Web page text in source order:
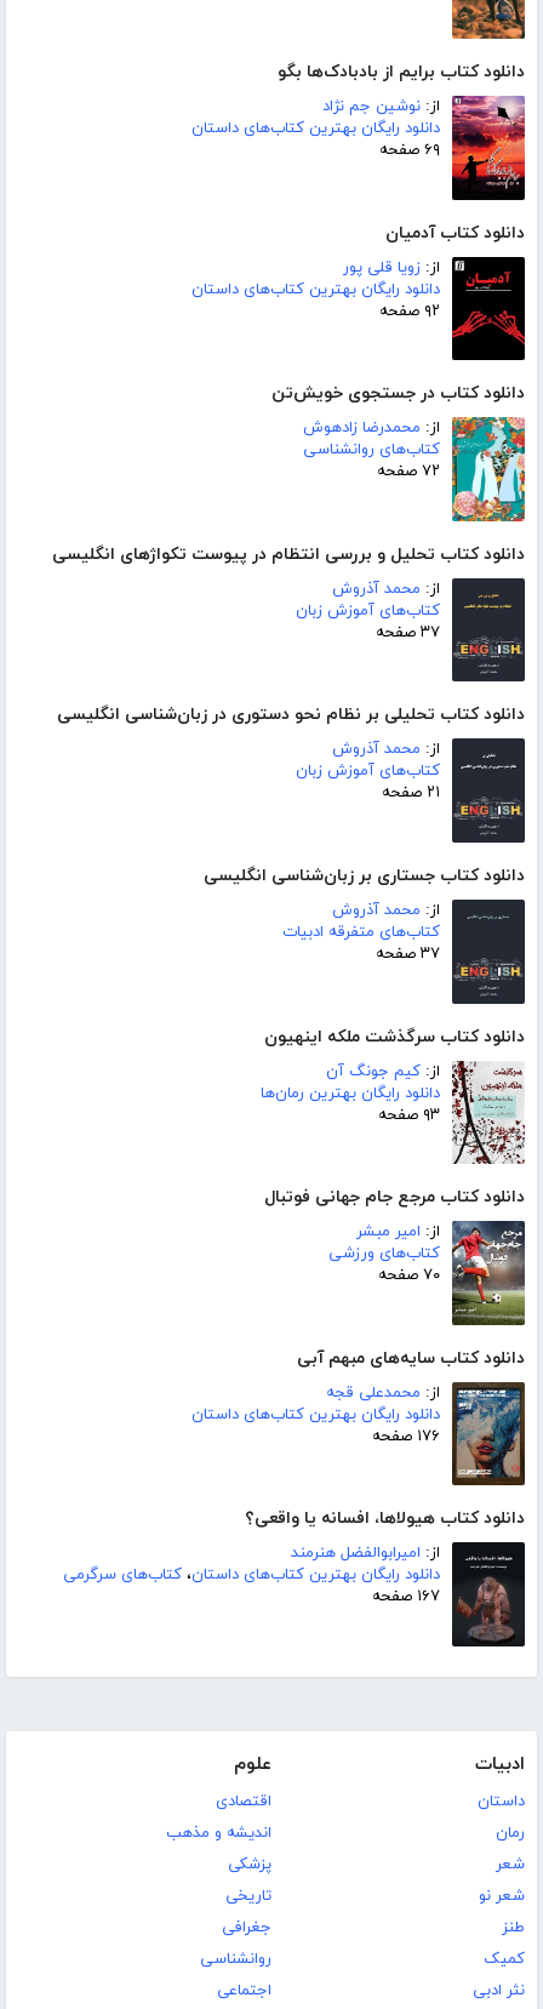
دانلود کتاب برایم از بادبادک‌ها بگو
از: نوشین جم نژاد
دانلود رایگان بهترین کتاب‌های داستان
۶۹ صفحه
دانلود کتاب آدمیان
از: زویا قلی پور
دانلود رایگان بهترین کتاب‌های داستان
۹۲ صفحه
دانلود کتاب در جستجوی خویش‌تن
از: محمدرضا زادهوش
کتاب‌های روانشناسی
۷۲ صفحه
دانلود کتاب تحلیل و بررسی انتظام در پیوست تکواژهای انگلیسی
از: محمد آذروش
کتاب‌های آموزش زبان
۳۷ صفحه
دانلود کتاب تحلیلی بر نظام نحو دستوری در زبان‌شناسی انگلیسی
از: محمد آذروش
کتاب‌های آموزش زبان
۲۱ صفحه
دانلود کتاب جستاری بر زبان‌شناسی انگلیسی
از: محمد آذروش
کتاب‌های متفرقه ادبیات
۳۷ صفحه
دانلود کتاب سرگذشت ملکه اینهیون
از: کیم جونگ آن
دانلود رایگان بهترین رمان‌ها
۹۳ صفحه
دانلود کتاب مرجع جام جهانی فوتبال
از: امیر مبشر
کتاب‌های ورزشی
۷۰ صفحه
دانلود کتاب سایه‌های مبهم آبی
از: محمدعلی قجه
دانلود رایگان بهترین کتاب‌های داستان
۱۷۶ صفحه
دانلود کتاب هیولاها، افسانه یا واقعی؟
از: امیرابوالفضل هنرمند
دانلود رایگان بهترین کتاب‌های داستان، کتاب‌های سرگرمی
۱۶۷ صفحه
ادبیات
داستان
رمان
شعر
شعر نو
طنز
کمیک
نثر ادبی
علوم
اقتصادی
اندیشه و مذهب
پزشکی
تاریخی
جغرافی
روانشناسی
اجتماعی